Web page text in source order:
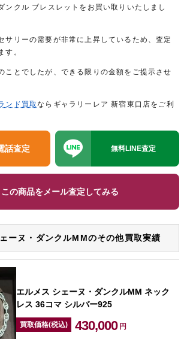
ンクル ブレスレットをお買い取りいたしまし
サリーの需要が非常に上昇しているため、査定
す。
ことでしたが、できる限りの金額をご提示させ
ンド買取ならギャラリーレア 新宿東口店をご利
話査定 無料LINE査定
この商品をメール査定してみる
ーヌ・ダンクルMMのその他買取実績
エルメス シェーヌ・ダンクルMM ネック
レス 36コマ シルバー925
買取価格(税込) 430,000 円